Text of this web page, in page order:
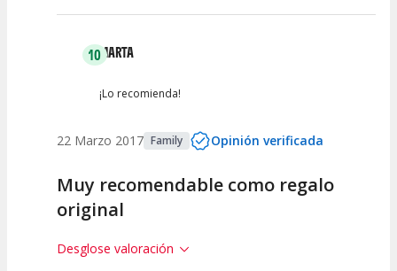
10MARTA
¡Lo recomienda!
22 Marzo 2017 Family Opinión verificada
Muy recomendable como regalo
original
Desglose valoración